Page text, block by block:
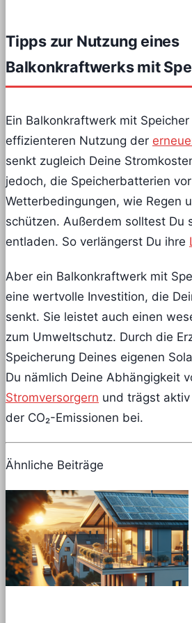
Tipps zur Nutzung eines
Balkonkraftwerks mit
Ein Balkonkraftwerk mit
effizienteren Nutzung der
senkt zugleich Deine
jedoch, die Speicherbatterien
Wetterbedingungen, wie Regen
schützen. Außerdem solltest Du
entladen. So verlängerst Du ihre
Aber ein Balkonkraftwerk mit
eine wertvolle Investition, die
senkt. Sie leistet auch einen
zum Umweltschutz. Durch die
Speicherung Deines eigenen
Du nämlich Deine Abhängigkeit
Stromversorgern und trägst
der CO₂-Emissionen bei.
Ähnliche Beiträge